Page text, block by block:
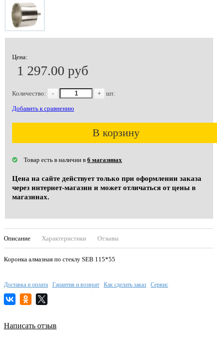
Цена:
1 297.00 руб
Количество: - + шт.
Добавить к сравнению
В корзину
Товар есть в наличии в 6 магазинах
Цена на сайте действует только при оформлении заказа
через интернет-магазин и может отличаться от цены в
магазинах.
Описание Характеристики Отзывы
Коронка алмазная по стеклу SEB 115*55
Доставка и оплата Гарантия и возврат Как сделать заказ Сервис
Написать отзыв